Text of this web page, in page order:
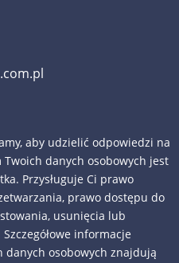
aby udzielić odpowiedzi na
danych osobowych jest
Przysługuje Ci prawo
prawo dostępu do
usunięcia lub
informacje
danych osobowych znajdują